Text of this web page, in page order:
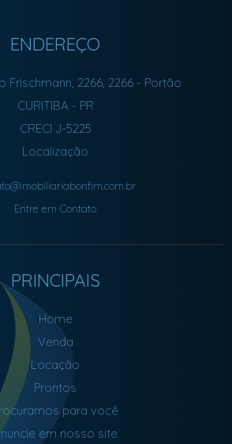
ENDEREÇO
Frischmann, 2266, 2266 - Portão
CURITIBA - PR
CRECI J-5225
Localização
Entre em Contato
PRINCIPAIS
Home
Venda
Locação
Prontos
para você
em nosso site